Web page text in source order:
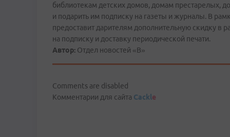
библиотекам детских домов, домам престарелых,
и подарить им подписку на газеты и журналы. В
предоставит дарителям дополнительную скидку в
на подписку и доставку периодической печати.
Автор: Отдел новостей «В»
Comments are disabled
Комментарии для сайта Cackle